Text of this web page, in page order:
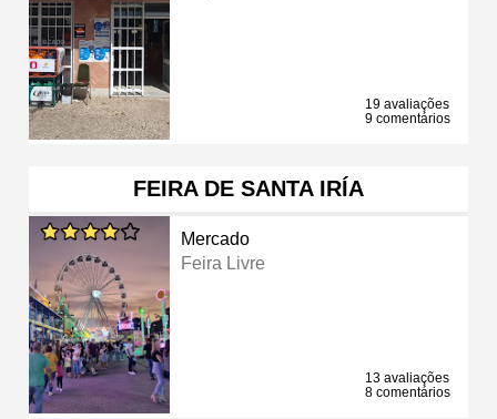
19 avaliações
9 comentários
FEIRA DE SANTA IRÍA
Mercado
Feira Livre
13 avaliações
8 comentários